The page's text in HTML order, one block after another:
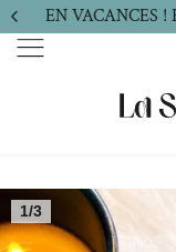
EN VACANCES !
1/3